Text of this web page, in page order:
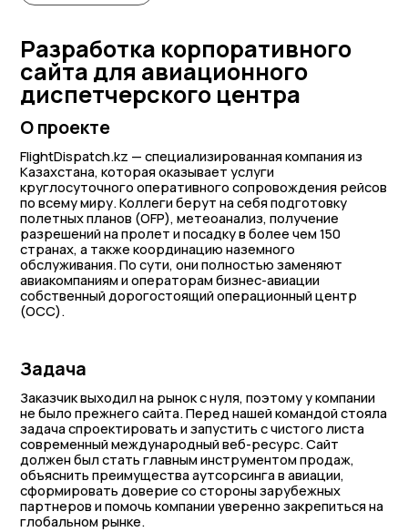
Разработка корпоративного
сайта для авиационного
диспетчерского центра
О проекте
FlightDispatch.kz — специализированная компания из
Казахстана, которая оказывает услуги
круглосуточного оперативного сопровождения рейсов
по всему миру. Коллеги берут на себя подготовку
полетных планов (OFP), метеоанализ, получение
разрешений на пролет и посадку в более чем 150
странах, а также координацию наземного
обслуживания. По сути, они полностью заменяют
авиакомпаниям и операторам бизнес-авиации
собственный дорогостоящий операционный центр
(OCC).
Задача
Заказчик выходил на рынок с нуля, поэтому у компании
не было прежнего сайта. Перед нашей командой стояла
задача спроектировать и запустить с чистого листа
современный международный веб-ресурс. Сайт
должен был стать главным инструментом продаж,
объяснить преимущества аутсорсинга в авиации,
сформировать доверие со стороны зарубежных
партнеров и помочь компании уверенно закрепиться на
глобальном рынке.